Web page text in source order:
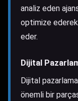
analiz eden
optimize
eder.
Dijital
Dijital
önemli bir